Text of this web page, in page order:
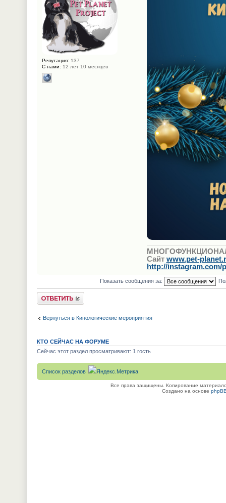
Сайт www.pet-
http://instagram.com/
Репутация: 137
С нами: 12 лет 10 месяцев
Показать сообщения за:
Ответить
Вернуться в Кинологические мероприятия
КТО СЕЙЧАС НА ФОРУМЕ
Сейчас этот раздел просматривают: 1 гость
Список разделов
Все права защищены. Копирование
Создано на основе